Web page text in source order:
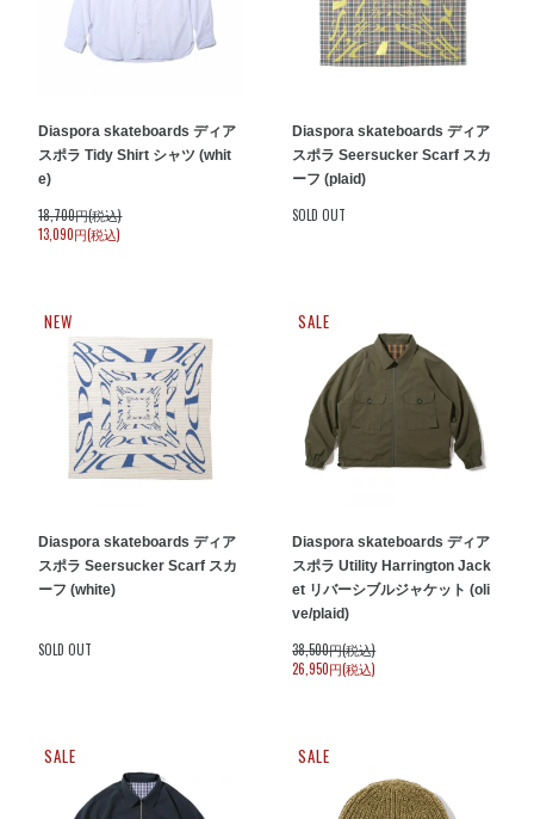
Diaspora skateboards ディア
スポラ Tidy Shirt シャツ (whit
e)
18,700円(税込)
13,090円(税込)
Diaspora skateboards ディア
スポラ Seersucker Scarf スカ
ーフ (plaid)
SOLD OUT
NEW
Diaspora skateboards ディア
スポラ Seersucker Scarf スカ
ーフ (white)
SOLD OUT
SALE
Diaspora skateboards ディア
スポラ Utility Harrington Jack
et リバーシブルジャケット (oli
ve/plaid)
38,500円(税込)
26,950円(税込)
SALE SALE